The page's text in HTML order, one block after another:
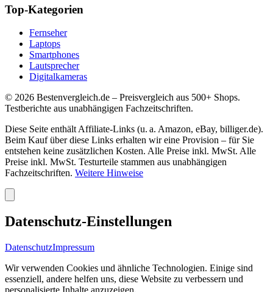
Top-Kategorien
Fernseher
Laptops
Smartphones
Lautsprecher
Digitalkameras
© 2026 Bestenvergleich.de – Preisvergleich aus 500+ Shops.
Testberichte aus unabhängigen Fachzeitschriften.
Diese Seite enthält Affiliate-Links (u. a. Amazon, eBay, billiger.de).
Beim Kauf über diese Links erhalten wir eine Provision – für Sie
entstehen keine zusätzlichen Kosten. Alle Preise inkl. MwSt. Alle
Preise inkl. MwSt. Testurteile stammen aus unabhängigen
Fachzeitschriften. Weitere Hinweise
Datenschutz-Einstellungen
DatenschutzImpressum
Wir verwenden Cookies und ähnliche Technologien. Einige sind
essenziell, andere helfen uns, diese Website zu verbessern und